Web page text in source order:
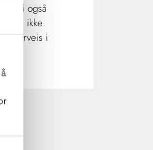
tar vi også
at du ikke
i